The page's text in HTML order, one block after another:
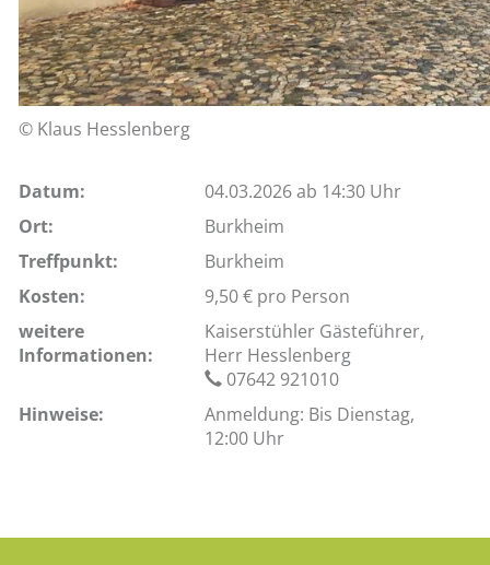
© Klaus Hesslenberg
Datum:
04.03.2026 ab 14:30 Uhr
Ort:
Burkheim
Treffpunkt:
Burkheim
Kosten:
9,50 € pro Person
weitere
Informationen:
Kaiserstühler Gästeführer,
Herr Hesslenberg
07642 921010
Hinweise:
Anmeldung: Bis Dienstag,
12:00 Uhr